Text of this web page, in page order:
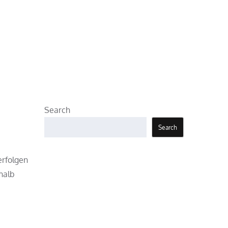
Search
Search